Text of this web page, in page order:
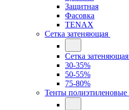
Защитная
Фасовка
TENAX
Сетка затеняющая
Сетка затеняющая
30-35%
50-55%
75-80%
Тенты полиэтиленовые